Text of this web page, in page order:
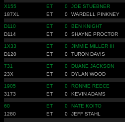
X155 ET 0 JOE STUEBNER
187XL
ET 0 WARDELL PINKNEY
D110 ET 0 BEN KNIGHT
D114
ET 0 SHAYNE PROCTOR
1X33 ET 0 JIMMIE MILLER III
D120
ET 0 TURON DAVIS
731 ET 0 DUANE JACKSON
23X
ET 0 DYLAN WOOD
1905 ET 0 RONNIE REECE
3173
ET 0 KEVIN ADAMS
60 ET 0 NATE KOITO
1280
ET 0 JEFF STAHL